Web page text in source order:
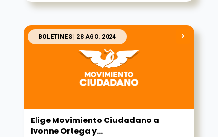
BOLETINES| 28 AGO. 2024
Elige Movimiento Ciudadano a
Ivonne Ortega y...